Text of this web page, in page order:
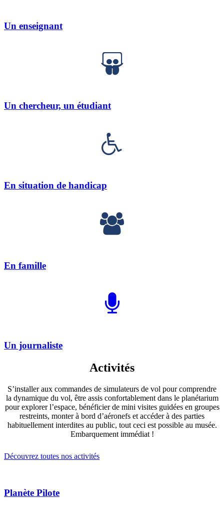
Un enseignant
Un chercheur, un étudiant
En situation de handicap
En famille
Un journaliste
Activités
S’installer aux commandes de simulateurs de vol pour comprendre
la dynamique du vol, être assis confortablement dans le planétarium
pour explorer l’espace, bénéficier de mini visites guidées en groupes
restreints, monter à bord d’aéronefs et accéder à des parties
habituellement interdites au public, tout ceci est possible au musée.
Embarquement immédiat !
Découvrez toutes nos activités
Planète Pilote